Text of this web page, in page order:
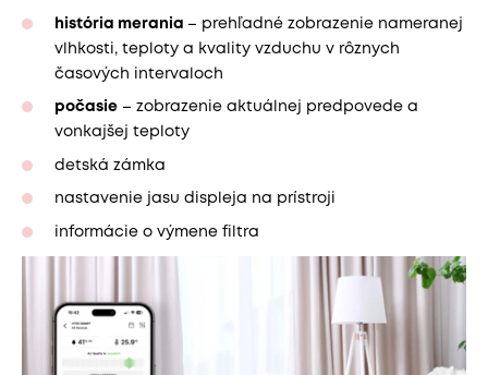
história merania – prehľadné zobrazenie nameranej
vlhkosti, teploty a kvality vzduchu v rôznych
časových intervaloch
počasie – zobrazenie aktuálnej predpovede a
vonkajšej teploty
detská zámka
nastavenie jasu displeja na prístroji
informácie o výmene filtra